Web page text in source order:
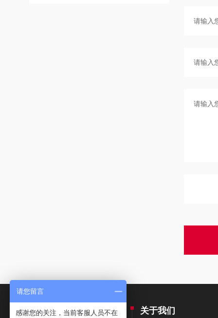
产品中心 关于我们
请您留言
感谢您的关注，当前客服人员不在